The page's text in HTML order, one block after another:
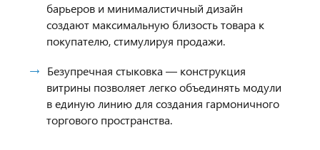
барьеров и минималистичный дизайн
создают максимальную близость товара к
покупателю, стимулируя продажи.
Безупречная стыковка — конструкция
витрины позволяет легко объединять модули
в единую линию для создания гармоничного
торгового пространства.